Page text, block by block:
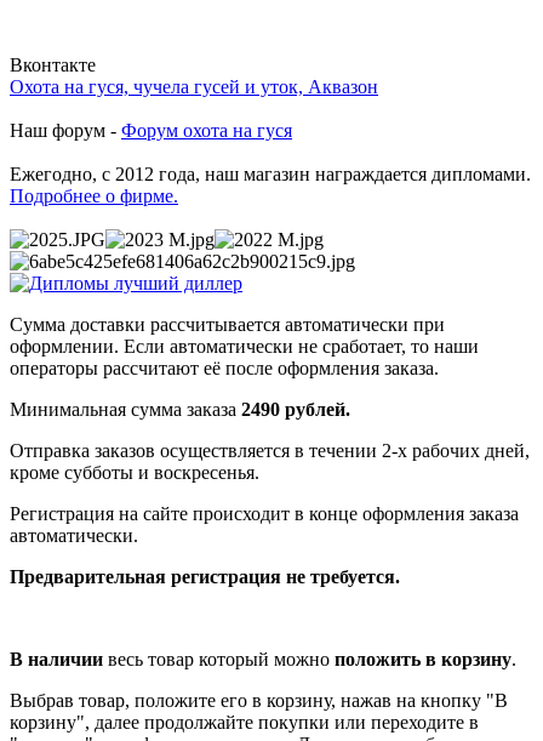
Вконтакте
Охота на гуся, чучела гусей и уток, Аквазон
Наш форум - Форум охота на гуся
Ежегодно, с 2012 года, наш магазин награждается дипломами.
Подробнее о фирме.
Сумма доставки рассчитывается автоматически при
оформлении. Если автоматически не сработает, то наши
операторы рассчитают её после оформления заказа.
Минимальная сумма заказа 2490 рублей.
Отправка заказов осуществляется в течении 2-х рабочих дней,
кроме субботы и воскресенья.
Регистрация на сайте происходит в конце оформления заказа
автоматически.
Предварительная регистрация не требуется.
В наличии весь товар который можно положить в корзину.
Выбрав товар, положите его в корзину, нажав на кнопку "В
корзину", далее продолжайте покупки или переходите в